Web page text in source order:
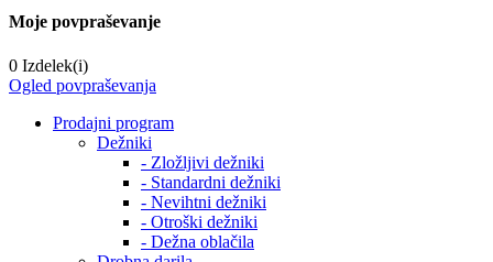
Moje povpraševanje
0 Izdelek(i)
Ogled povpraševanja
Prodajni program
Dežniki
- Zložljivi dežniki
- Standardni dežniki
- Nevihtni dežniki
- Otroški dežniki
- Dežna oblačila